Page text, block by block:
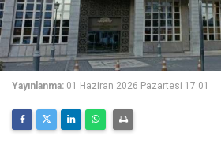
Yayınlanma: 01 Haziran 2026 Pazartesi 17:01